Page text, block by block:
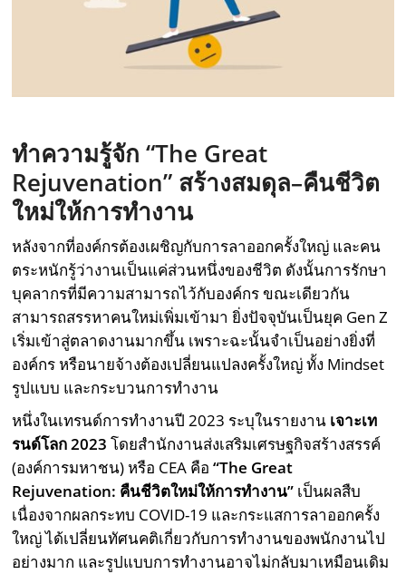
ทำความรู้จัก “The Great
Rejuvenation” สร้างสมดุล–คืนชีวิต
ใหม่ให้การทำงาน
หลังจากที่องค์กรต้องเผชิญกับการลาออกครั้งใหญ่ และคน
ตระหนักรู้ว่างานเป็นแค่ส่วนหนึ่งของชีวิต ดังนั้นการรักษา
บุคลากรที่มีความสามารถไว้กับองค์กร ขณะเดียวกัน
สามารถสรรหาคนใหม่เพิ่มเข้ามา ยิ่งปัจจุบันเป็นยุค Gen Z
เริ่มเข้าสู่ตลาดงานมากขึ้น เพราะฉะนั้นจำเป็นอย่างยิ่งที่
องค์กร หรือนายจ้างต้องเปลี่ยนแปลงครั้งใหญ่ ทั้ง Mindset
รูปแบบ และกระบวนการทำงาน
หนึ่งในเทรนด์การทำงานปี 2023 ระบุในรายงาน เจาะเท
รนด์โลก 2023 โดยสำนักงานส่งเสริมเศรษฐกิจสร้างสรรค์
(องค์การมหาชน) หรือ CEA คือ“The Great
Rejuvenation: คืนชีวิตใหม่ให้การทำงาน” เป็นผลสืบ
เนื่องจากผลกระทบ COVID-19 และกระแสการลาออกครั้ง
ใหญ่ ได้เปลี่ยนทัศนคติเกี่ยวกับการทำงานของพนักงานไป
อย่างมาก และรูปแบบการทำงานอาจไม่กลับมาเหมือนเดิม